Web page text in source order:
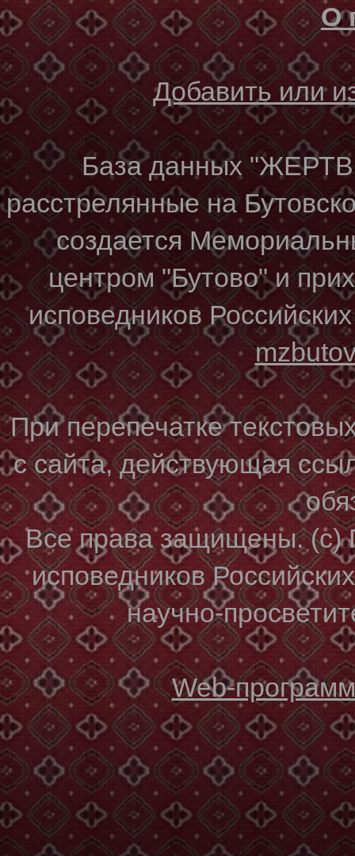
О
Добавить или
База данных
расстрелянные на
создается
центром "Бутово" и
исповедников
При перепечатке
с сайта, действующая
Все права защищены. (с)
исповедников
научно-
Web-